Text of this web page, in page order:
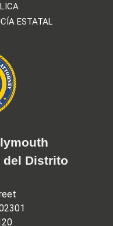
ESTATAL
del Distrito